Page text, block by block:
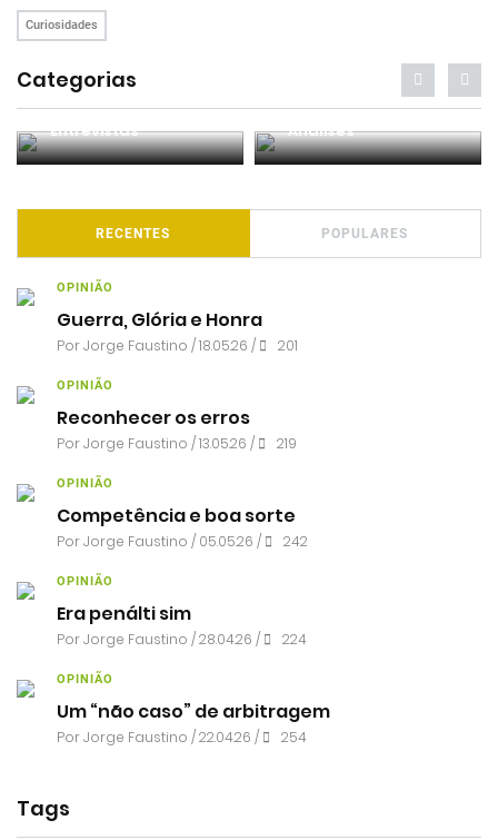
Curiosidades
Categorias
Entrevistas Análises
RECENTES POPULARES
OPINIÃO
Guerra, Glória e Honra
PorJorge Faustino / 18.05.26 / 201
OPINIÃO
Reconhecer os erros
PorJorge Faustino / 13.05.26 / 219
OPINIÃO
Competência e boa sorte
PorJorge Faustino / 05.05.26 / 242
OPINIÃO
Era penálti sim
PorJorge Faustino / 28.04.26 / 224
OPINIÃO
Um “não caso” de arbitragem
PorJorge Faustino / 22.04.26 / 254
Tags